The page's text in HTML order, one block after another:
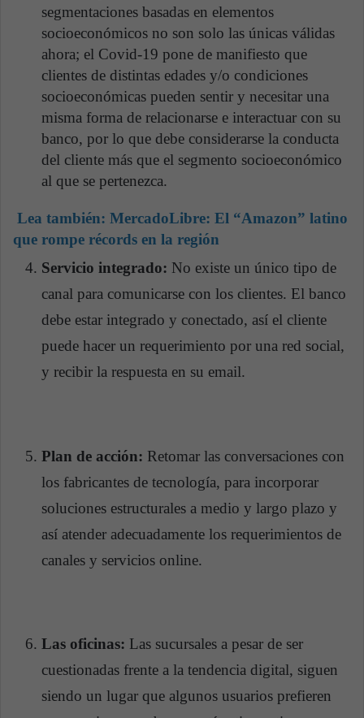
segmentaciones basadas en elementos
socioeconómicos no son solo las únicas válidas
ahora; el Covid-19 pone de manifiesto que
clientes de distintas edades y/o condiciones
socioeconómicas pueden sentir y necesitar una
misma forma de relacionarse e interactuar con su
banco, por lo que debe considerarse la conducta
del cliente más que el segmento socioeconómico
al que se pertenezca.
Lea también: MercadoLibre: El “Amazon” latino
que rompe récords en la región
Servicio integrado: No existe un único tipo de
canal para comunicarse con los clientes. El banco
debe estar integrado y conectado, así el cliente
puede hacer un requerimiento por una red social,
y recibir la respuesta en su email.
Plan de acción: Retomar las conversaciones con
los fabricantes de tecnología, para incorporar
soluciones estructurales a medio y largo plazo y
así atender adecuadamente los requerimientos de
canales y servicios online.
Las oficinas: Las sucursales a pesar de ser
cuestionadas frente a la tendencia digital, siguen
siendo un lugar que algunos usuarios prefieren